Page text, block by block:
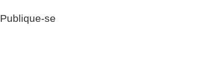
Publique-se